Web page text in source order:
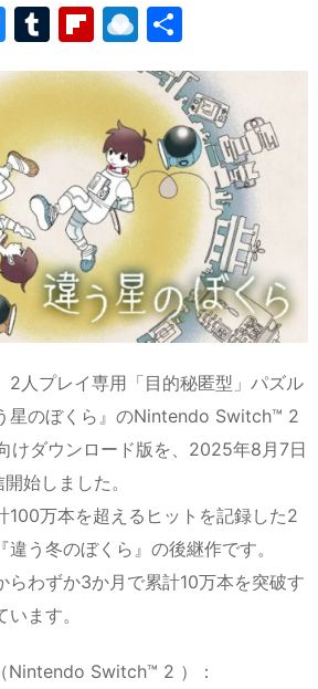
Bl
u
e
k
y
T
u
m
bl
r
Fl
ip
b
o
ar
d
R
ai
n
dr
o
p.
有
2人プレイ専用「目的秘匿型」パズル
星のぼくら』のNintendo Switch™ 2
ダウンロード版を、2025年8月7日
始しました。
100万本を超えるヒットを記録した2
う冬のぼくら』の後継作です。
らわずか3か月で累計10万本を突破す
ます。
Switch™ 2 ）：